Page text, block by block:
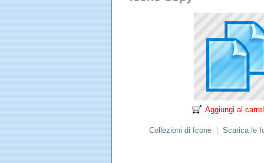
Aggiungi al
Collezioni di Icone Scarica le